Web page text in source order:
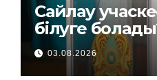
Сайлау
білуге
03.08.2026